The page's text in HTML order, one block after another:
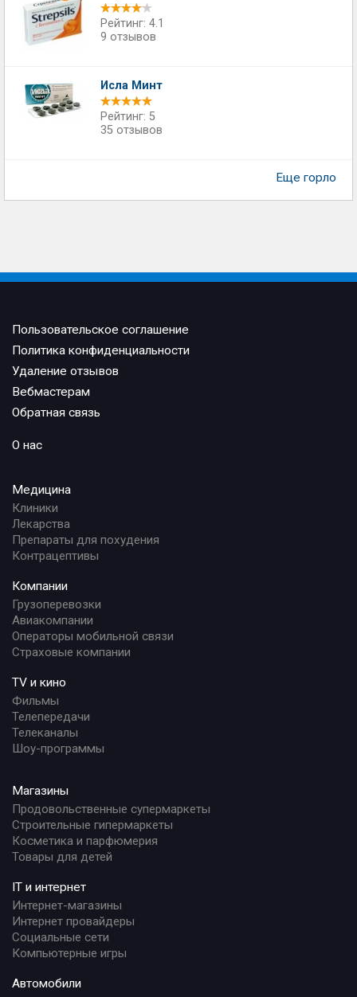
Рейтинг: 4.1
9 отзывов
Исла Минт
Рейтинг: 5
35 отзывов
Еще горло
Пользовательское соглашение
Политика конфиденциальности
Удаление отзывов
Вебмастерам
Обратная связь
О нас
Медицина
Клиники
Лекарства
Препараты для похудения
Контрацептивы
Компании
Грузоперевозки
Авиакомпании
Операторы мобильной связи
Страховые компании
TV и кино
Фильмы
Телепередачи
Телеканалы
Шоу-программы
Магазины
Продовольственные супермаркеты
Строительные гипермаркеты
Косметика и парфюмерия
Товары для детей
IT и интернет
Интернет-магазины
Интернет провайдеры
Социальные сети
Компьютерные игры
Автомобили